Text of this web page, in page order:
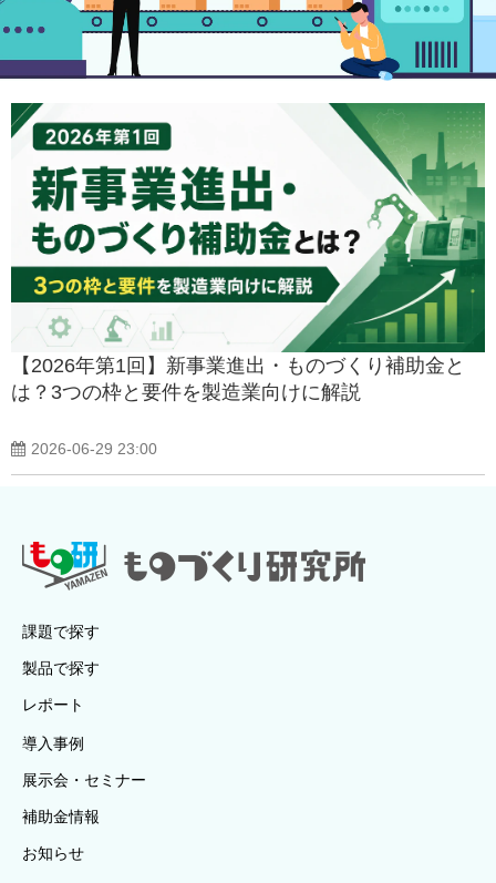
【2026年第1回】新事業進出・ものづくり補助金と
は？3つの枠と要件を製造業向けに解説
2026-06-29 23:00
課題で探す
製品で探す
レポート
導入事例
展示会・セミナー
補助金情報
お知らせ